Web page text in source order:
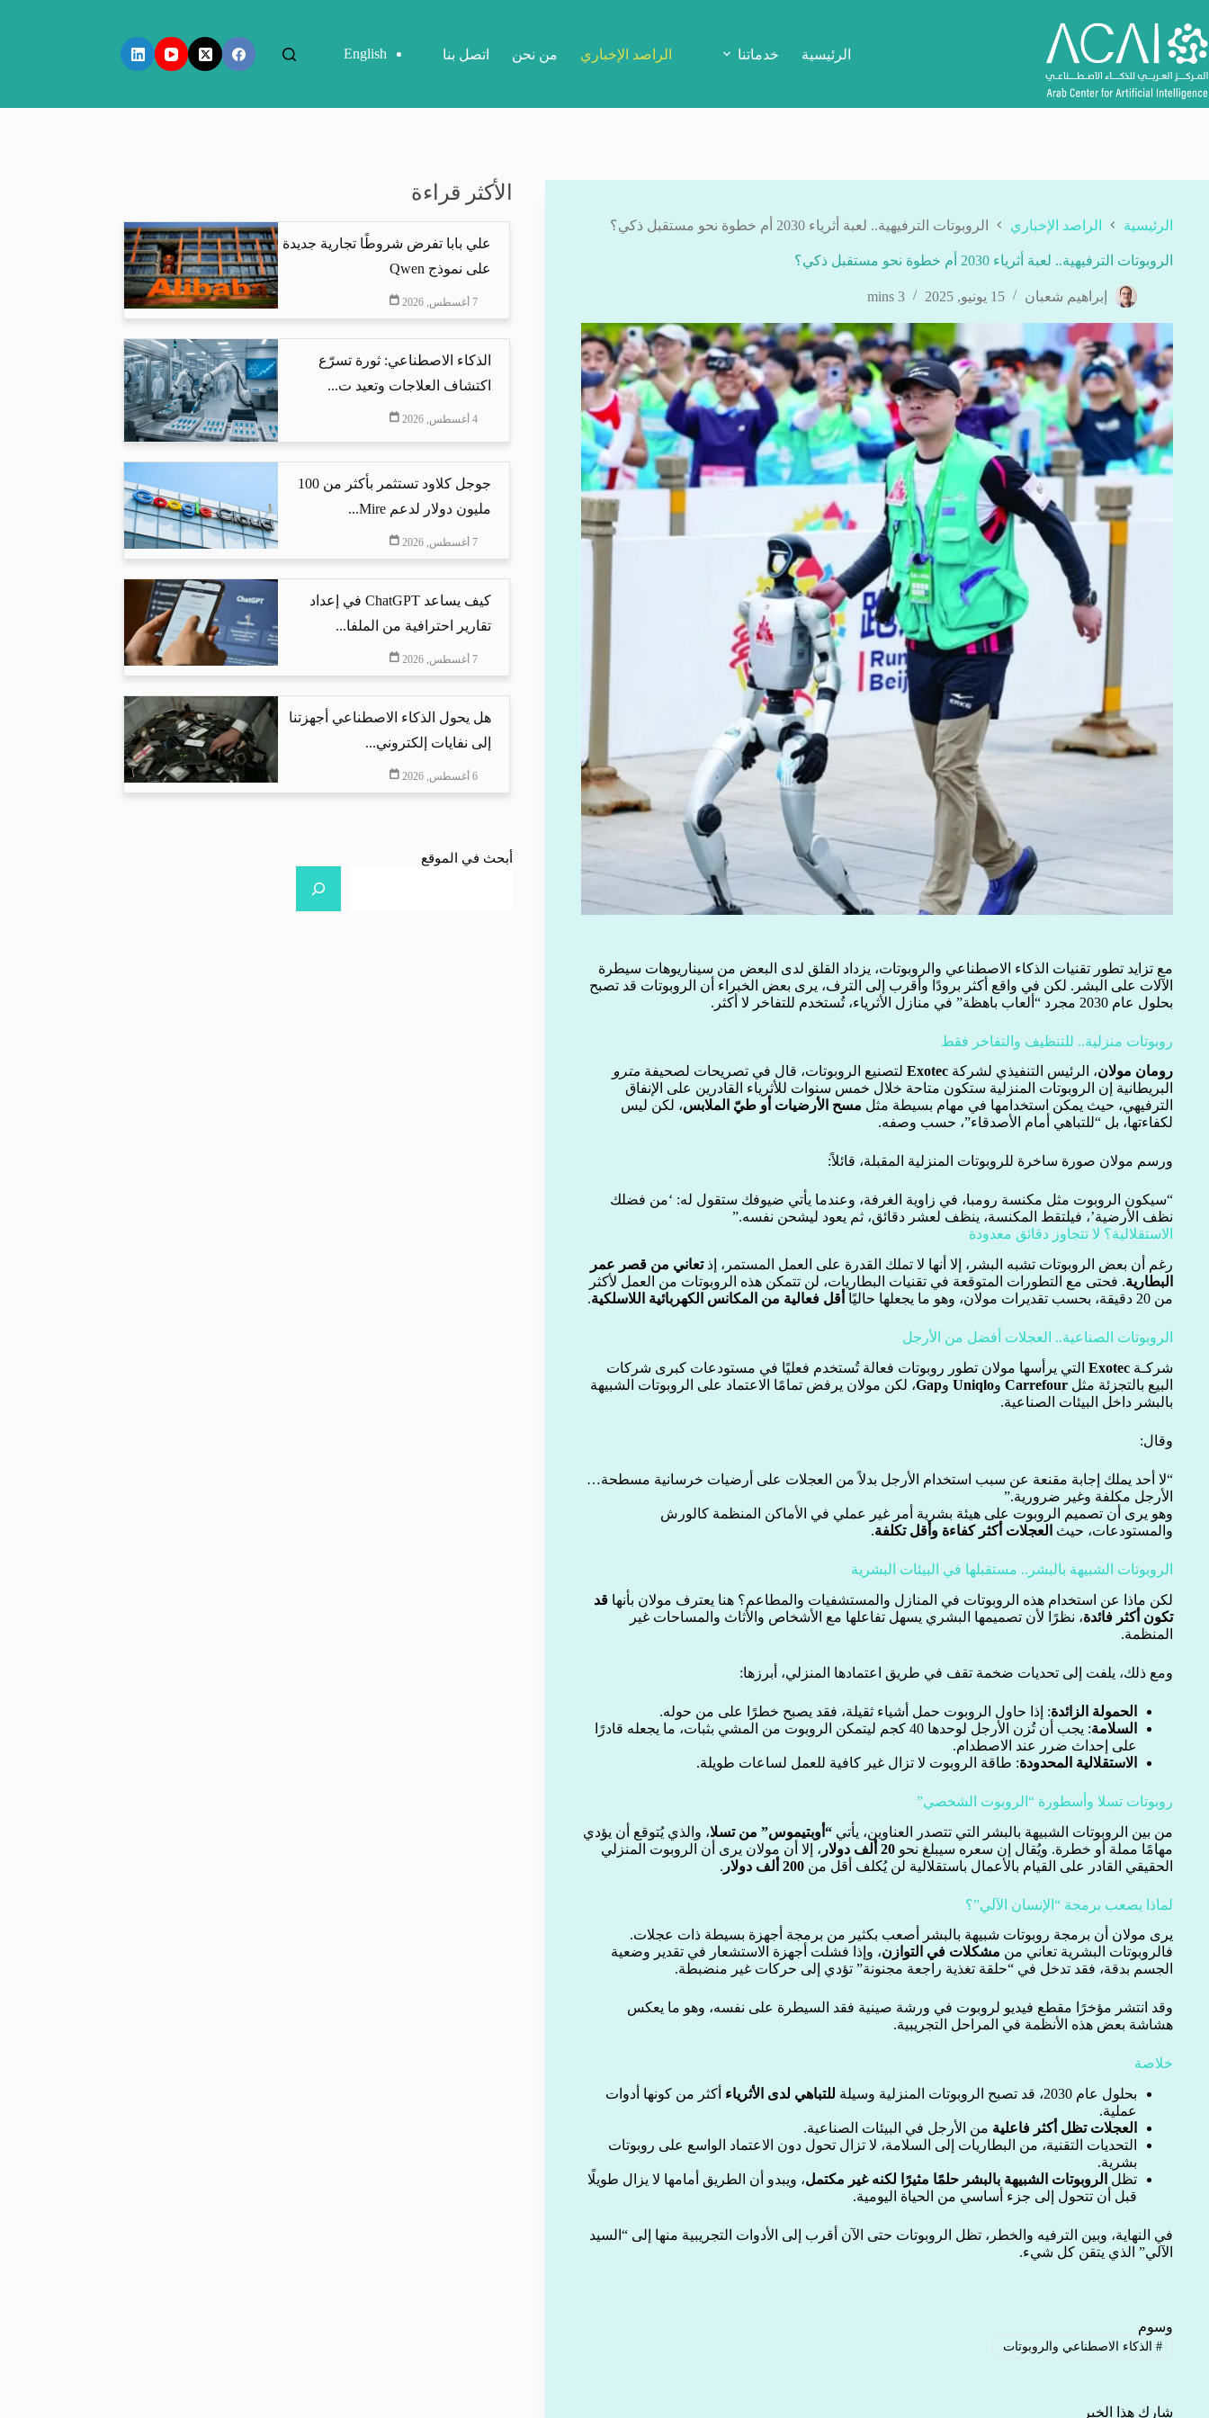
إلى
المحتوى
الرئيسية خدماتنا الراصد الإخباري من نحن اتصل بنا English
الرئيسية الراصد الإخباري الروبوتات الترفيهية.. لعبة أثرياء 2030 أم خطوة نحو مستقبل ذكي؟
الروبوتات الترفيهية.. لعبة أثرياء 2030 أم خطوة نحو مستقبل ذكي؟
إبراهيم شعبان 15 يونيو, 2025 3 mins
مع تزايد تطور تقنيات الذكاء الاصطناعي والروبوتات، يزداد القلق لدى البعض من سيناريوهات سيطرة
الآلات على البشر. لكن في واقع أكثر برودًا وأقرب إلى الترف، يرى بعض الخبراء أن الروبوتات قد تصبح
بحلول عام 2030 مجرد “ألعاب باهظة” في منازل الأثرياء، تُستخدم للتفاخر لا أكثر.
روبوتات منزلية.. للتنظيف والتفاخر فقط
رومان مولان، الرئيس التنفيذي لشركة Exotec لتصنيع الروبوتات، قال في تصريحات لصحيفة مترو
البريطانية إن الروبوتات المنزلية ستكون متاحة خلال خمس سنوات للأثرياء القادرين على الإنفاق
الترفيهي، حيث يمكن استخدامها في مهام بسيطة مثل مسح الأرضيات أو طيّ الملابس، لكن ليس
لكفاءتها، بل “للتباهي أمام الأصدقاء”، حسب وصفه.
ورسم مولان صورة ساخرة للروبوتات المنزلية المقبلة، قائلاً:
“سيكون الروبوت مثل مكنسة رومبا، في زاوية الغرفة، وعندما يأتي ضيوفك ستقول له: ‘من فضلك
نظف الأرضية’، فيلتقط المكنسة، ينظف لعشر دقائق، ثم يعود ليشحن نفسه.”
الاستقلالية؟ لا تتجاوز دقائق معدودة
رغم أن بعض الروبوتات تشبه البشر، إلا أنها لا تملك القدرة على العمل المستمر، إذتعاني من قصر عمر
البطارية. فحتى مع التطورات المتوقعة في تقنيات البطاريات، لن تتمكن هذه الروبوتات من العمل لأكثر
من 20 دقيقة، بحسب تقديرات مولان، وهو ما يجعلها حاليًا
أقل فعالية من المكانس الكهربائية اللاسلكية.
الروبوتات الصناعية.. العجلات أفضل من الأرجل
شركـة Exotec التي يرأسها مولان تطور روبوتات فعالة تُستخدم فعليًا في مستودعات كبرى شركات
البيع بالتجزئة مثل Carrefour وUniqlo وGap، لكن مولان يرفض تمامًا الاعتماد على الروبوتات الشبيهة
بالبشر داخل البيئات الصناعية.
وقال:
“لا أحد يملك إجابة مقنعة عن سبب استخدام الأرجل بدلاً من العجلات على أرضيات خرسانية مسطحة…
الأرجل مكلفة وغير ضرورية.”
وهو يرى أن تصميم الروبوت على هيئة بشرية أمر غير عملي في الأماكن المنظمة كالورش
والمستودعات، حيث العجلات أكثر كفاءة وأقل تكلفة.
الروبوتات الشبيهة بالبشر.. مستقبلها في البيئات البشرية
لكن ماذا عن استخدام هذه الروبوتات في المنازل والمستشفيات والمطاعم؟ هنا يعترف مولان بأنها قد
تكون أكثر فائدة، نظرًا لأن تصميمها البشري يسهل تفاعلها مع الأشخاص والأثاث والمساحات غير
المنظمة.
ومع ذلك، يلفت إلى تحديات ضخمة تقف في طريق اعتمادها المنزلي، أبرزها:
الحمولة الزائدة: إذا حاول الروبوت حمل أشياء ثقيلة، فقد يصبح خطرًا على من حوله.
السلامة
: يجب أن تُزن الأرجل لوحدها 40 كجم ليتمكن الروبوت من المشي بثبات، ما يجعله قادرًا
على إحداث ضرر عند الاصطدام.
الاستقلالية المحدودة: طاقة الروبوت لا تزال غير كافية للعمل لساعات طويلة.
روبوتات تسلا وأسطورة “الروبوت الشخصي”
من بين الروبوتات الشبيهة بالبشر التي تتصدر العناوين، يأتي “أوبتيموس” من تسلا، والذي يُتوقع أن يؤدي
مهامًا مملة أو خطرة. ويُقال إن سعره سيبلغ نحو 20 ألف دولار
، إلا أن مولان يرى أن الروبوت المنزلي
الحقيقي القادر على القيام بالأعمال باستقلالية لن يُكلف أقل من 200 ألف دولار .
لماذا يصعب برمجة “الإنسان الآلي”؟
يرى مولان أن برمجة روبوتات شبيهة بالبشر أصعب بكثير من برمجة أجهزة بسيطة ذات عجلات.
فالروبوتات البشرية تعاني من مشكلات في التوازن، وإذا فشلت أجهزة الاستشعار في تقدير وضعية
الجسم بدقة، فقد تدخل في “حلقة تغذية راجعة مجنونة” تؤدي إلى حركات غير منضبطة.
وقد انتشر مؤخرًا مقطع فيديو لروبوت في ورشة صينية فقد السيطرة على نفسه، وهو ما يعكس
هشاشة بعض هذه الأنظمة في المراحل التجريبية.
خلاصة
بحلول عام 2030، قد تصبح الروبوتات المنزلية وسيلة
للتباهي لدى الأثرياء أكثر من كونها أدوات
عملية.
العجلات تظل أكثر فاعلية من الأرجل في البيئات الصناعية.
التحديات التقنية، من البطاريات إلى السلامة، لا تزال تحول دون الاعتماد الواسع على روبوتات
بشرية.
تظل الروبوتات الشبيهة بالبشر حلمًا مثيرًا لكنه غير مكتمل، ويبدو أن الطريق أمامها لا يزال طويلًا
قبل أن تتحول إلى جزء أساسي من الحياة اليومية.
في النهاية، وبين الترفيه والخطر، تظل الروبوتات حتى الآن أقرب إلى الأدوات التجريبية منها إلى “السيد
الآلي” الذي يتقن كل شيء.
وسوم
#الذكاء الاصطناعي والروبوتات
شارك هذا الخبر
الأكثر قراءة
علي بابا تفرض شروطًا تجارية جديدة
على نموذج Qwen
7 أغسطس, 2026
الذكاء الاصطناعي: ثورة تسرّع
اكتشاف العلاجات وتعيد ت...
4 أغسطس, 2026
جوجل كلاود تستثمر بأكثر من 100
مليون دولار لدعم Mire...
7 أغسطس, 2026
كيف يساعد ChatGPT في إعداد
تقارير احترافية من الملفا...
7 أغسطس, 2026
هل يحول الذكاء الاصطناعي أجهزتنا
إلى نفايات إلكتروني...
6 أغسطس, 2026
أبحث في الموقع